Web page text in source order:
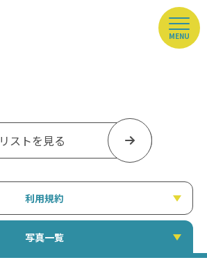
MENU
リストを見る
利用規約
写真一覧